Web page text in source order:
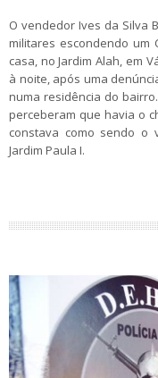
O vendedor Ives da Silva
militares escondendo um
casa, no Jardim Alah, em
à noite, após uma
numa residência do
perceberam que havia o
constava como sendo o
Jardim Paula I.